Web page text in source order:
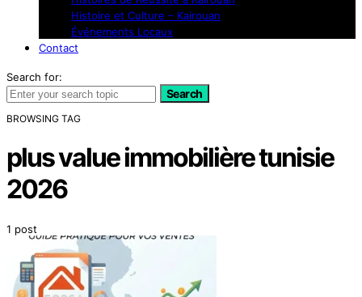
Histoire et Culture – Kairouan
Événements Locaux
Contact
Search for:
Search
BROWSING TAG
plus value immobilière tunisie
2026
1 post